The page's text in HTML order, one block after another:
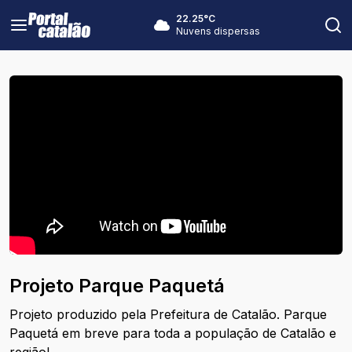
22.25°C
Nuvens dispersas
Projeto Parque Paquetá
Projeto produzido pela Prefeitura de Catalão. Parque
Paquetá em breve para toda a população de Catalão e